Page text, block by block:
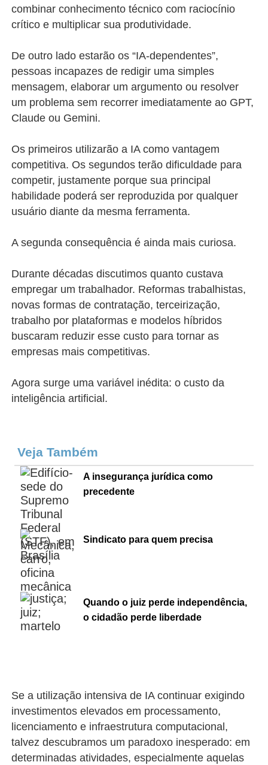
combinar conhecimento técnico com raciocínio
crítico e multiplicar sua produtividade.
De outro lado estarão os “IA-dependentes”,
pessoas incapazes de redigir uma simples
mensagem, elaborar um argumento ou resolver
um problema sem recorrer imediatamente ao GPT,
Claude ou Gemini.
Os primeiros utilizarão a IA como vantagem
competitiva. Os segundos terão dificuldade para
competir, justamente porque sua principal
habilidade poderá ser reproduzida por qualquer
usuário diante da mesma ferramenta.
A segunda consequência é ainda mais curiosa.
Durante décadas discutimos quanto custava
empregar um trabalhador. Reformas trabalhistas,
novas formas de contratação, terceirização,
trabalho por plataformas e modelos híbridos
buscaram reduzir esse custo para tornar as
empresas mais competitivas.
Agora surge uma variável inédita: o custo da
inteligência artificial.
Veja Também
A insegurança jurídica como
precedente
Sindicato para quem precisa
Quando o juiz perde independência,
o cidadão perde liberdade
Se a utilização intensiva de IA continuar exigindo
investimentos elevados em processamento,
licenciamento e infraestrutura computacional,
talvez descubramos um paradoxo inesperado: em
determinadas atividades, especialmente aquelas